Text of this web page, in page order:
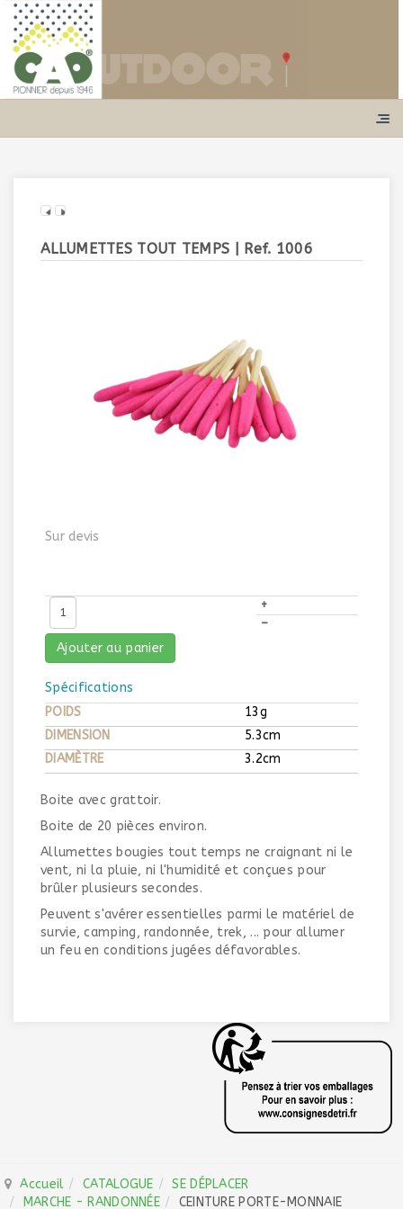
ALLUMETTES TOUT TEMPS | Ref. 1006
Sur devis
+
–
Ajouter au panier
Spécifications
POIDS
13g
DIMENSION
5.3cm
DIAMÈTRE
3.2cm
Boite avec grattoir.
Boite de 20 pièces environ.
Allumettes bougies tout temps ne craignant ni le
vent, ni la pluie, ni l'humidité et conçues pour
brûler plusieurs secondes.
Peuvent s'avérer essentielles parmi le matériel de
survie, camping, randonnée, trek, ... pour allumer
un feu en conditions jugées défavorables.
Accueil CATALOGUE
SE DÉPLACER
MARCHE - RANDONNÉE
CEINTURE PORTE-MONNAIE